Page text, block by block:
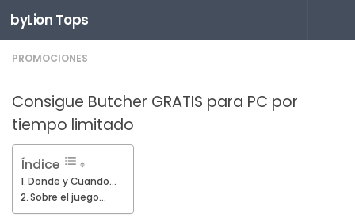
Saltar al contenido
byLion Tops
PROMOCIONES
Consigue Butcher GRATIS para PC por
tiempo limitado
Índice
Donde y Cuando…
Sobre el juego…